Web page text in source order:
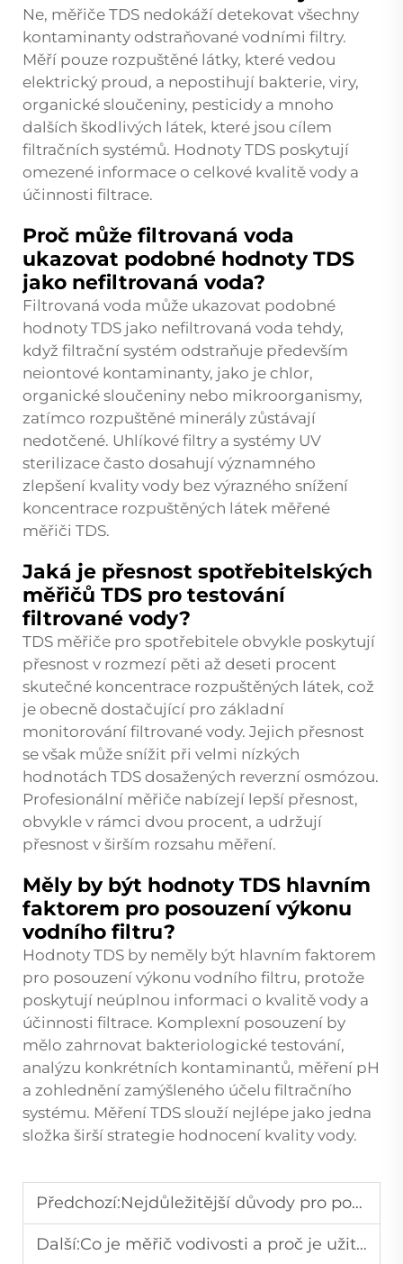
Ne, měřiče TDS nedokáží detekovat všechny
kontaminanty odstraňované vodními filtry.
Měří pouze rozpuštěné látky, které vedou
elektrický proud, a nepostihují bakterie, viry,
organické sloučeniny, pesticidy a mnoho
dalších škodlivých látek, které jsou cílem
filtračních systémů. Hodnoty TDS poskytují
omezené informace o celkové kvalitě vody a
účinnosti filtrace.
Proč může filtrovaná voda
ukazovat podobné hodnoty TDS
jako nefiltrovaná voda?
Filtrovaná voda může ukazovat podobné
hodnoty TDS jako nefiltrovaná voda tehdy,
když filtrační systém odstraňuje především
neiontové kontaminanty, jako je chlor,
organické sloučeniny nebo mikroorganismy,
zatímco rozpuštěné minerály zůstávají
nedotčené. Uhlíkové filtry a systémy UV
sterilizace často dosahují významného
zlepšení kvality vody bez výrazného snížení
koncentrace rozpuštěných látek měřené
měřiči TDS.
Jaká je přesnost spotřebitelských
měřičů TDS pro testování
filtrované vody?
TDS měřiče pro spotřebitele obvykle poskytují
přesnost v rozmezí pěti až deseti procent
skutečné koncentrace rozpuštěných látek, což
je obecně dostačující pro základní
monitorování filtrované vody. Jejich přesnost
se však může snížit při velmi nízkých
hodnotách TDS dosažených reverzní osmózou.
Profesionální měřiče nabízejí lepší přesnost,
obvykle v rámci dvou procent, a udržují
přesnost v širším rozsahu měření.
Měly by být hodnoty TDS hlavním
faktorem pro posouzení výkonu
vodního filtru?
Hodnoty TDS by neměly být hlavním faktorem
pro posouzení výkonu vodního filtru, protože
poskytují neúplnou informaci o kvalitě vody a
účinnosti filtrace. Komplexní posouzení by
mělo zahrnovat bakteriologické testování,
analýzu konkrétních kontaminantů, měření pH
a zohlednění zamýšleného účelu filtračního
systému. Měření TDS slouží nejlépe jako jedna
složka širší strategie hodnocení kvality vody.
Předchozí:Nejdůležitější důvody pro použití měřiče kvality vody doma
Další:Co je měřič vodivosti a proč je užitečný?